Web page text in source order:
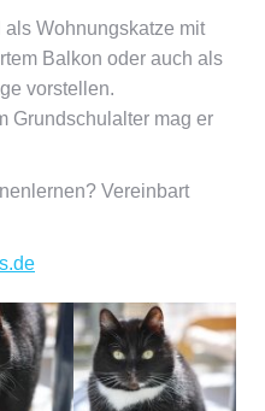
Wohnungskatze mit
Balkon oder auch als
vorstellen.
Grundschulalter mag er
Vereinbart